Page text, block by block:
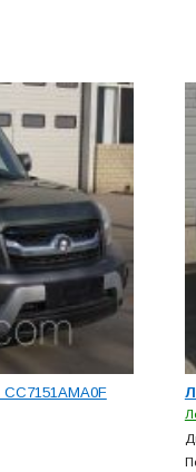
CC7151AMA0F